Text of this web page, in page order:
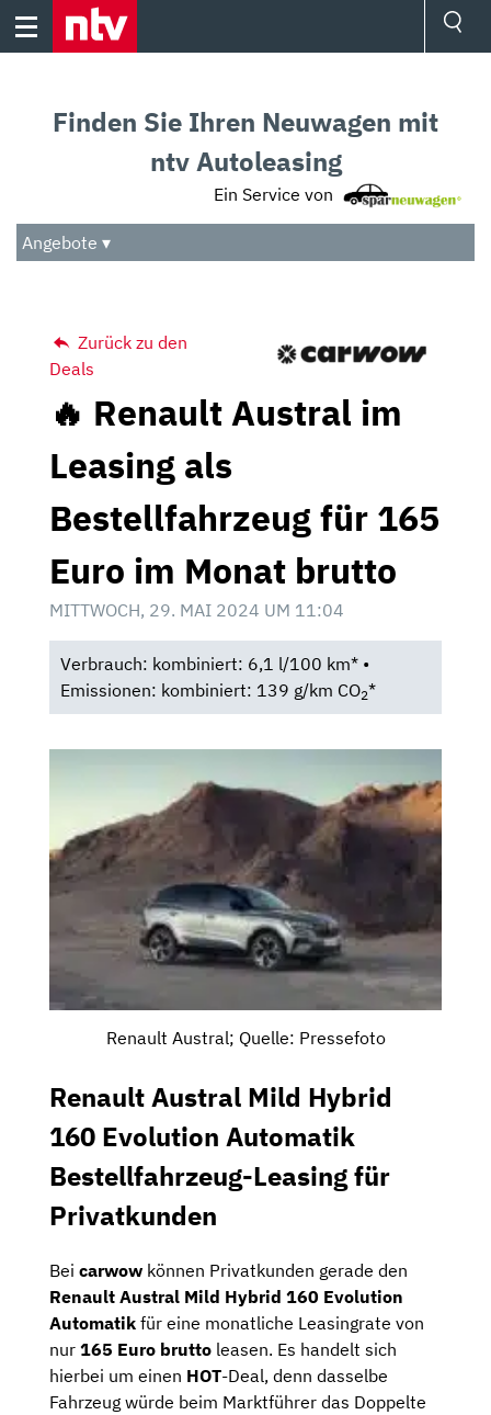
Skip
Audio
Das Beste
Finden Sie Ihren Neuwagen mit
ntv Autoleasing
Ein Service von
Angebote ▾
Zurück zu den
Deals
🔥 Renault Austral im
Leasing als
Bestellfahrzeug für 165
Euro im Monat brutto
MITTWOCH, 29. MAI 2024 UM 11:04
Verbrauch: kombiniert: 6,1 l/100 km* •
Emissionen: kombiniert: 139 g/km CO2*
Renault Austral; Quelle: Pressefoto
Renault Austral Mild Hybrid
160 Evolution Automatik
Bestellfahrzeug-Leasing für
Privatkunden
Bei carwow können Privatkunden gerade den
Renault Austral Mild Hybrid 160 Evolution
Automatik für eine monatliche Leasingrate von
nur 165 Euro brutto leasen. Es handelt sich
hierbei um einen HOT-Deal, denn dasselbe
Fahrzeug würde beim Marktführer das Doppelte